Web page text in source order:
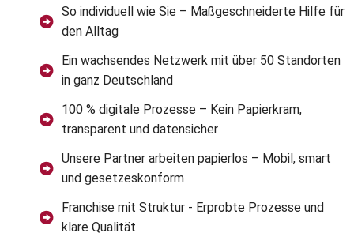
So individuell wie Sie – Maßgeschneiderte Hilfe für
den Alltag
Ein wachsendes Netzwerk mit über 50 Standorten
in ganz Deutschland
100 % digitale Prozesse – Kein Papierkram,
transparent und datensicher
Unsere Partner arbeiten papierlos – Mobil, smart
und gesetzeskonform
Franchise mit Struktur - Erprobte Prozesse und
klare Qualität